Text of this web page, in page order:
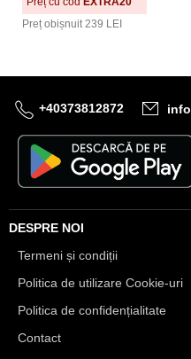
Preț obișnuit 239 LEI
+40373812872
DESPRE NOI
Termeni și condiții
Politica de utilizare Cookie-uri
Politica de confidențialitate
Contact